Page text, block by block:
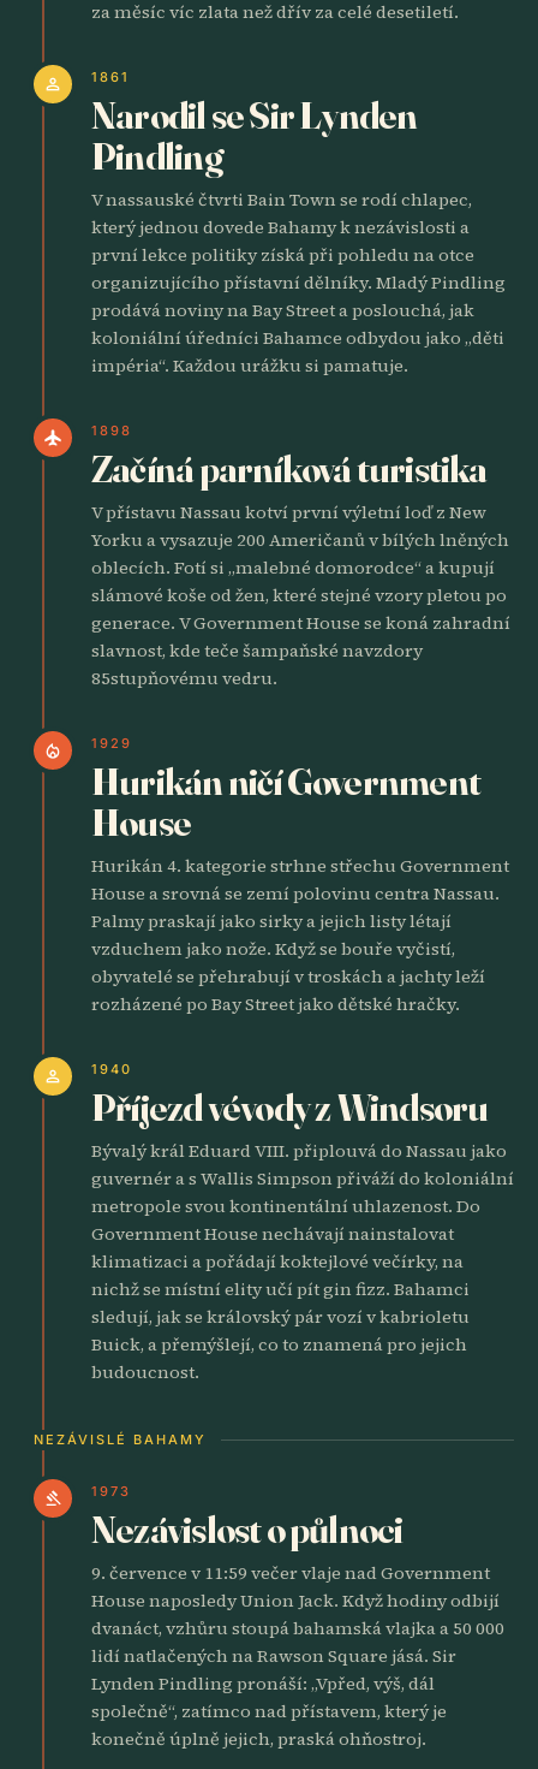
za měsíc víc zlata než dřív za celé desetiletí.
person 1861
Narodil se Sir Lynden
Pindling
V nassauské čtvrti Bain Town se rodí chlapec,
který jednou dovede Bahamy k nezávislosti a
první lekce politiky získá při pohledu na otce
organizujícího přístavní dělníky. Mladý Pindling
prodává noviny na Bay Street a poslouchá, jak
koloniální úředníci Bahamce odbydou jako „děti
impéria“. Každou urážku si pamatuje.
flight 1898
Začíná parníková turistika
V přístavu Nassau kotví první výletní loď z New
Yorku a vysazuje 200 Američanů v bílých lněných
oblecích. Fotí si „malebné domorodce“ a kupují
slámové koše od žen, které stejné vzory pletou po
generace. V Government House se koná zahradní
slavnost, kde teče šampaňské navzdory
85stupňovému vedru.
local_fire_department 1929
Hurikán ničí Government
House
Hurikán 4. kategorie strhne střechu Government
House a srovná se zemí polovinu centra Nassau.
Palmy praskají jako sirky a jejich listy létají
vzduchem jako nože. Když se bouře vyčistí,
obyvatelé se přehrabují v troskách a jachty leží
rozházené po Bay Street jako dětské hračky.
person 1940
Příjezd vévody z Windsoru
Bývalý král Eduard VIII. připlouvá do Nassau jako
guvernér a s Wallis Simpson přiváží do koloniální
metropole svou kontinentální uhlazenost. Do
Government House nechávají nainstalovat
klimatizaci a pořádají koktejlové večírky, na
nichž se místní elity učí pít gin fizz. Bahamci
sledují, jak se královský pár vozí v kabrioletu
Buick, a přemýšlejí, co to znamená pro jejich
budoucnost.
NEZÁVISLÉ BAHAMY
gavel 1973
Nezávislost o půlnoci
9. července v 11:59 večer vlaje nad Government
House naposledy Union Jack. Když hodiny odbijí
dvanáct, vzhůru stoupá bahamská vlajka a 50 000
lidí natlačených na Rawson Square jásá. Sir
Lynden Pindling pronáší: „Vpřed, výš, dál
společně“, zatímco nad přístavem, který je
konečně úplně jejich, praská ohňostroj.